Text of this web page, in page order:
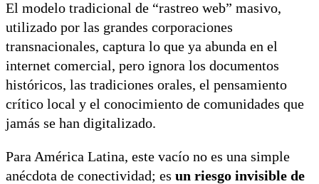
El modelo tradicional de “rastreo web” masivo,
utilizado por las grandes corporaciones
transnacionales, captura lo que ya abunda en el
internet comercial, pero ignora los documentos
históricos, las tradiciones orales, el pensamiento
crítico local y el conocimiento de comunidades que
jamás se han digitalizado.
Para América Latina, este vacío no es una simple
anécdota de conectividad; es un riesgo invisible de